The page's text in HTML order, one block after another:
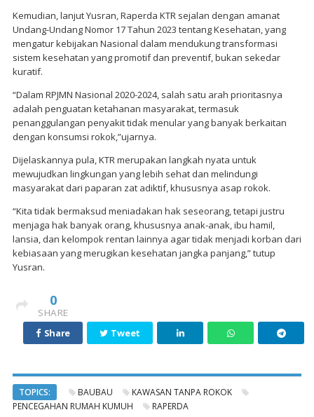
Kemudian, lanjut Yusran, Raperda KTR sejalan dengan amanat
Undang-Undang Nomor 17 Tahun 2023 tentang Kesehatan, yang
mengatur kebijakan Nasional dalam mendukung transformasi
sistem kesehatan yang promotif dan preventif, bukan sekedar
kuratif.
“Dalam RPJMN Nasional 2020-2024, salah satu arah prioritasnya
adalah penguatan ketahanan masyarakat, termasuk
penanggulangan penyakit tidak menular yang banyak berkaitan
dengan konsumsi rokok,”ujarnya.
Dijelaskannya pula, KTR merupakan langkah nyata untuk
mewujudkan lingkungan yang lebih sehat dan melindungi
masyarakat dari paparan zat adiktif, khususnya asap rokok.
“Kita tidak bermaksud meniadakan hak seseorang, tetapi justru
menjaga hak banyak orang, khususnya anak-anak, ibu hamil,
lansia, dan kelompok rentan lainnya agar tidak menjadi korban dari
kebiasaan yang merugikan kesehatan jangka panjang,” tutup
Yusran.
0
SHARE
Share
Tweet
TOPICS: BAUBAU
KAWASAN TANPA ROKOK
PENCEGAHAN RUMAH KUMUH
RAPERDA